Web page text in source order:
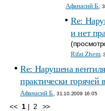
Афанасий Б. ,
Re:
и нет
Rifat Zhem,
Re: Нарушена
практически горячей
Афанасий Б. , 31.10.2009 16:05
<< 1 | 2 >>